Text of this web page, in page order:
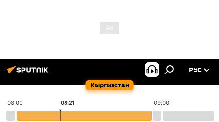
Кыргызстан
РУС
08:00 09:00
08:21